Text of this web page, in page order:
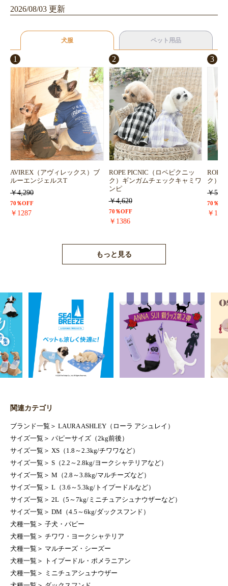
2026/08/03 更新
犬服 ペット用品
1
AVIREX（アヴィレックス）ブ
ルーエンジェルスT
￥4,290
70％OFF
￥1287
2
ROPE PICNIC（ロペピクニッ
ク）ギンガムチェックキャミワ
ンピ
￥4,620
70％OFF
￥1386
3
ROPE
ク）
￥
70％
￥
もっと見る
関連カテゴリ
ブランド一覧 ＞ LAURA ASHLEY（ローラ アシュレイ）
サイズ一覧 ＞ パピーサイズ（2kg前後）
サイズ一覧 ＞ XS（1.8～2.3kg/チワワなど）
サイズ一覧 ＞ S（2.2～2.8kg/ヨークシャテリアなど）
サイズ一覧 ＞ M（2.8～3.8kg/マルチーズなど）
サイズ一覧 ＞ L（3.6～5.3kg/トイプードルなど）
サイズ一覧 ＞ 2L（5～7kg/ミニチュアシュナウザーなど）
サイズ一覧 ＞ DM（4.5～6kg/ダックスフンド）
犬種一覧 ＞ 子犬・パピー
犬種一覧 ＞ チワワ・ヨークシャテリア
犬種一覧 ＞ マルチーズ・シーズー
犬種一覧 ＞
トイプードル・ポメラニアン
犬種一覧 ＞
ミニチュアシュナウザー